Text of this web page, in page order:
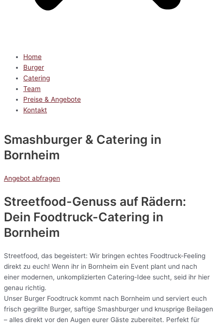
Home
Burger
Catering
Team
Preise & Angebote
Kontakt
Smashburger & Catering in
Bornheim
Angebot abfragen
Streetfood-Genuss auf Rädern:
Dein Foodtruck-Catering in
Bornheim
Streetfood, das begeistert: Wir bringen echtes Foodtruck-Feeling
direkt zu euch! Wenn ihr in Bornheim ein Event plant und nach
einer modernen, unkomplizierten Catering-Idee sucht, seid ihr hier
genau richtig.
Unser Burger Foodtruck kommt nach Bornheim und serviert euch
frisch gegrillte Burger, saftige Smashburger und knusprige Beilagen
– alles direkt vor den Augen eurer Gäste zubereitet. Perfekt für